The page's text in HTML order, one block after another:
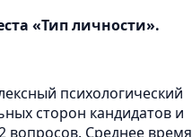
«Тип личности».
психологический
сторон кандидатов и
вопросов. Среднее время